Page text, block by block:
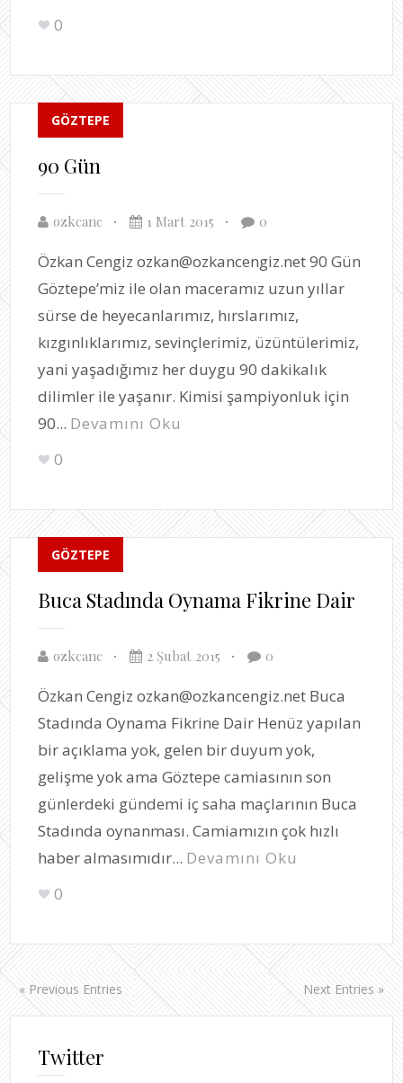
0
GÖZTEPE
90 Gün
ozkcanc 1 Mart 2015 0
Özkan Cengiz ozkan@ozkancengiz.net 90 Gün
Göztepe’miz ile olan maceramız uzun yıllar
sürse de heyecanlarımız, hırslarımız,
kızgınlıklarımız, sevinçlerimiz, üzüntülerimiz,
yani yaşadığımız her duygu 90 dakikalık
dilimler ile yaşanır. Kimisi şampiyonluk için
90... Devamını Oku
0
GÖZTEPE
Buca Stadında Oynama Fikrine Dair
ozkcanc 2 Şubat 2015 0
Özkan Cengiz ozkan@ozkancengiz.net Buca
Stadında Oynama Fikrine Dair Henüz yapılan
bir açıklama yok, gelen bir duyum yok,
gelişme yok ama Göztepe camiasının son
günlerdeki gündemi iç saha maçlarının Buca
Stadında oynanması. Camiamızın çok hızlı
haber almasımıdır... Devamını Oku
0
« Previous Entries Next Entries »
Twitter